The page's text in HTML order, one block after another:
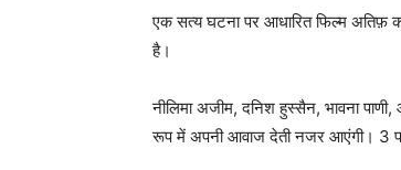
एक सत्‍य घटना पर आधारित फिल्‍म अतिफ़
है।
नीलिमा अजीम, दनिश हुस्‍सैन, भावना
रूप में अपनी आवाज देती नजर आएंगी। 3